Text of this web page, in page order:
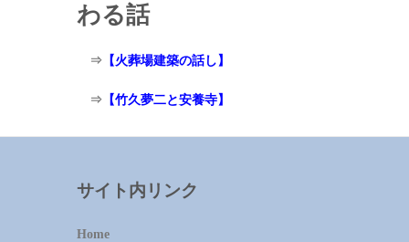
わる話
⇒ 【火葬場建築の話し】
⇒ 【竹久夢二と安養寺】
サイト内リンク
Home